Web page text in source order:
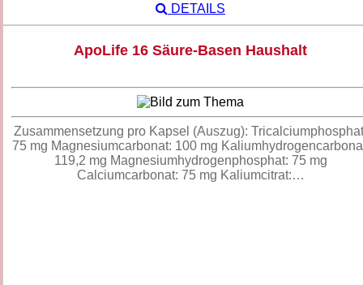
DETAILS
ApoLife 16 Säure-Basen Haushalt
Zusammensetzung pro Kapsel (Auszug):
75 mg Magnesiumcarbonat: 100 mg
119,2 mg Magnesiumhydrogenphosphat: 75 mg
Calciumcarbonat: 75 mg Kaliumcitrat:…